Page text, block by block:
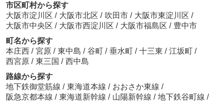
市区町村から探す
大阪市淀川区 / 大阪市北区 / 吹田市 / 大阪市東淀川区 /
大阪市中央区 / 大阪市西淀川区 / 大阪市福島区 / 豊中市
町名から探す
本庄西 / 宮原 / 東中島 / 谷町 / 垂水町 / 十三東 / 江坂町 /
西宮原 / 東三国 / 西中島
路線から探す
地下鉄御堂筋線 / 東海道本線 / おおさか東線 /
阪急京都本線 / 東海道新幹線 / 山陽新幹線 / 地下鉄谷町線 /